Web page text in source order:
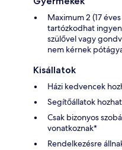
Maximum 2 (17
tartózkodhat
szülővel vagy
nem kérnek
Kisállatok
Házi kedvencek
Segítőállatok
Csak bizonyos
vonatkoznak*
Rendelkezésre